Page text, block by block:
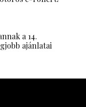
a 14.
ajánlatai